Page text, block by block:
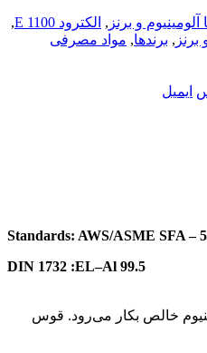
آلومینیوم و برنز , الکترود E 1100
,
برنز , برندها, مواد مصرفی
ایمیل
Standards: AWS/ASME SFA –
DIN 1732 :EL–Al 99.5
خالص بکار می‌رود. قوس